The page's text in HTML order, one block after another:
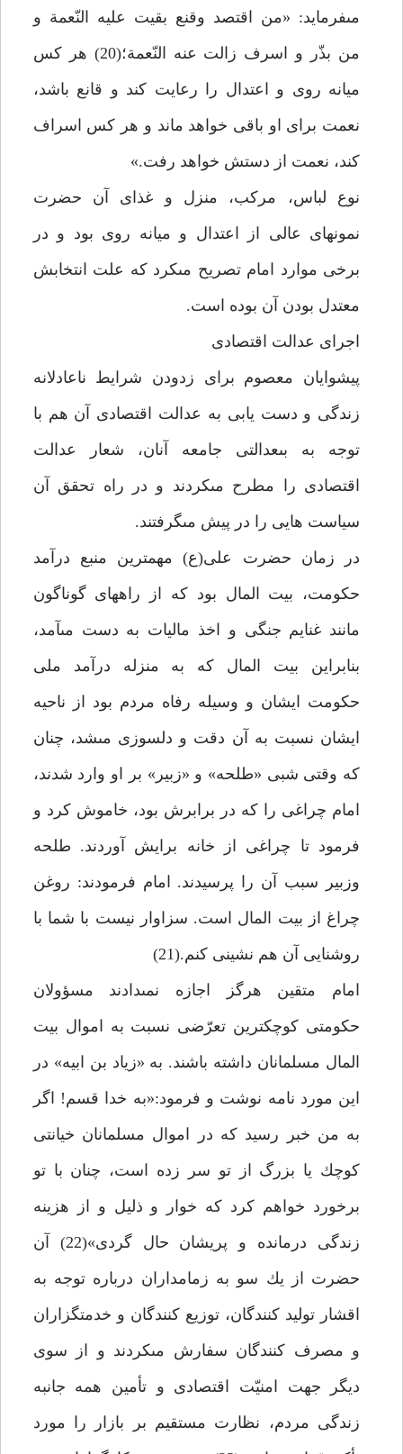
مى‏فرمايد: «من اقتصد وقنع بقيت عليه النّعمة و
من بذّر و اسرف زالت عنه النّعمة؛(20) هر كس
ميانه روى و اعتدال را رعايت كند و قانع باشد،
نعمت براى او باقى خواهد ماند و هر كس اسراف
كند، نعمت از دستش خواهد رفت.»
نوع لباس، مركب، منزل و غذاى آن حضرت
نمونه‏اى عالى از اعتدال و ميانه روى بود و در
برخى موارد امام تصريح مى‏كرد كه علت انتخابش
معتدل بودن آن بوده است.
اجراى عدالت اقتصادى‏
پيشوايان معصوم براى زدودن شرايط ناعادلانه
زندگى و دست يابى به عدالت اقتصادى آن هم با
توجه به بى‏عدالتى جامعه آنان، شعار عدالت
اقتصادى را مطرح مى‏كردند و در راه تحقق آن
سياست هايى را در پيش مى‏گرفتند.
در زمان حضرت على(ع) مهم‏ترين منبع درآمد
حكومت، بيت المال بود كه از راه‏هاى گوناگون
مانند غنايم جنگى و اخذ ماليات به دست مى‏آمد،
بنابراين بيت المال كه به منزله درآمد ملى
حكومت ايشان و وسيله رفاه مردم بود از ناحيه
ايشان نسبت به آن دقت و دلسوزى مى‏شد، چنان
كه وقتى شبى «طلحه» و «زبير» بر او وارد شدند،
امام چراغى را كه در برابرش بود، خاموش كرد و
فرمود تا چراغى از خانه برايش آوردند. طلحه
وزبير سبب آن را پرسيدند. امام فرمودند: روغن
چراغ از بيت المال است. سزاوار نيست با شما با
روشنايى آن هم نشينى كنم.(21)
امام متقين هرگز اجازه نمى‏دادند مسؤولان
حكومتى كوچك‏ترين تعرّضى نسبت به اموال بيت
المال مسلمانان داشته باشند. به «زياد بن ابيه» در
اين مورد نامه نوشت و فرمود:«به خدا قسم! اگر
به من خبر رسيد كه در اموال مسلمانان خيانتى
كوچك يا بزرگ از تو سر زده است، چنان با تو
برخورد خواهم كرد كه خوار و ذليل و از هزينه
زندگى درمانده و پريشان حال گردى»(22) آن
حضرت از يك سو به زمامداران درباره توجه به
اقشار توليد كنندگان، توزيع كنندگان و خدمتگزاران
و مصرف كنندگان سفارش مى‏كردند و از سوى
ديگر جهت امنيّت اقتصادى و تأمين همه جانبه
زندگى مردم، نظارت مستقيم بر بازار را مورد